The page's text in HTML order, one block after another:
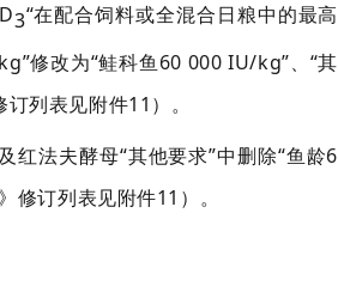
D3“在配合饲料或全混合日粮中的最高
”修改为“鲑科鱼 60 000 IU/kg”、“其
订列表见附件11 ）。
红法夫酵母“其他要求”中删除“鱼龄6
修订列表见附件11 ） 。